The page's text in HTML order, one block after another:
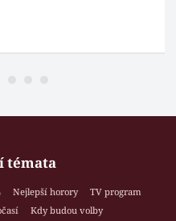
témata
Nejlepší horory
TV program
Kdy budou volby